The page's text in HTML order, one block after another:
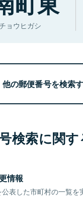
ョウヒガシ
他の郵便番号を検索
検索に関
情報
表した市町村の一覧を